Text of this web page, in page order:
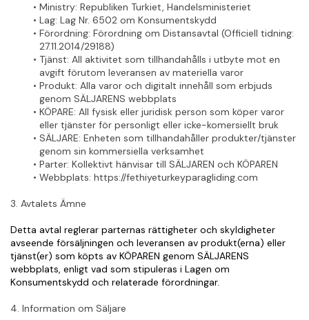
Ministry: Republiken Turkiet, Handelsministeriet
Lag: Lag Nr. 6502 om Konsumentskydd
Förordning: Förordning om Distansavtal (Officiell tidning:
27.11.2014/29188)
Tjänst: All aktivitet som tillhandahålls i utbyte mot en
avgift förutom leveransen av materiella varor
Produkt: Alla varor och digitalt innehåll som erbjuds
genom SÄLJARENS webbplats
KÖPARE: All fysisk eller juridisk person som köper varor
eller tjänster för personligt eller icke-komersiellt bruk
SÄLJARE: Enheten som tillhandahåller produkter/tjänster
genom sin kommersiella verksamhet
Parter: Kollektivt hänvisar till SÄLJAREN och KÖPAREN
Webbplats: https://fethiyeturkeyparagliding.com
3. Avtalets Ämne
Detta avtal reglerar parternas rättigheter och skyldigheter
avseende försäljningen och leveransen av produkt(erna) eller
tjänst(er) som köpts av KÖPAREN genom SÄLJARENS
webbplats, enligt vad som stipuleras i Lagen om
Konsumentskydd och relaterade förordningar.
4. Information om Säljare